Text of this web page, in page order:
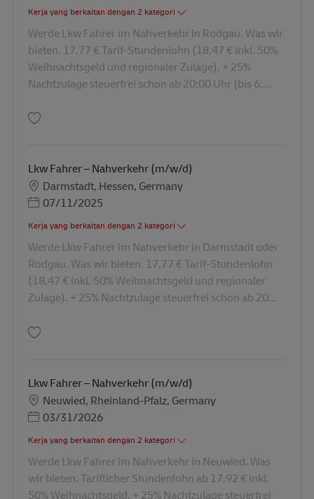
Kerja yang berkaitan dengan 2 kategori
Werde Lkw Fahrer im Nahverkehr in Rodgau. Was wir
bieten. 17,77 € Tarif-Stundenlohn (18,47 € inkl. 50%
Weihnachtsgeld und regionaler Zulage). + 25%
Nachtzulage steuerfrei schon ab 20:00 Uhr (bis 6:...
Lkw Fahrer – Nahverkehr (m/w/d)
LokasiDarmstadt, Hessen, Germany
Posted Date
07/11/2025
Kerja yang berkaitan dengan 2 kategori
Werde Lkw Fahrer im Nahverkehr in Darmstadt oder
Rodgau. Was wir bieten. 17,77 € Tarif-Stundenlohn
(18,47 € inkl. 50% Weihnachtsgeld und regionaler
Zulage). + 25% Nachtzulage steuerfrei schon ab 20...
Lkw Fahrer – Nahverkehr (m/w/d)
LokasiNeuwied, Rheinland-Pfalz, Germany
Posted Date
03/31/2026
Kerja yang berkaitan dengan 2 kategori
Werde Lkw Fahrer im Nahverkehr in Neuwied. Was
wir bieten. Tariflicher Stundenlohn ab 17,92 € inkl.
50% Weihnachtsgeld. + 25% Nachtzulage steuerfrei